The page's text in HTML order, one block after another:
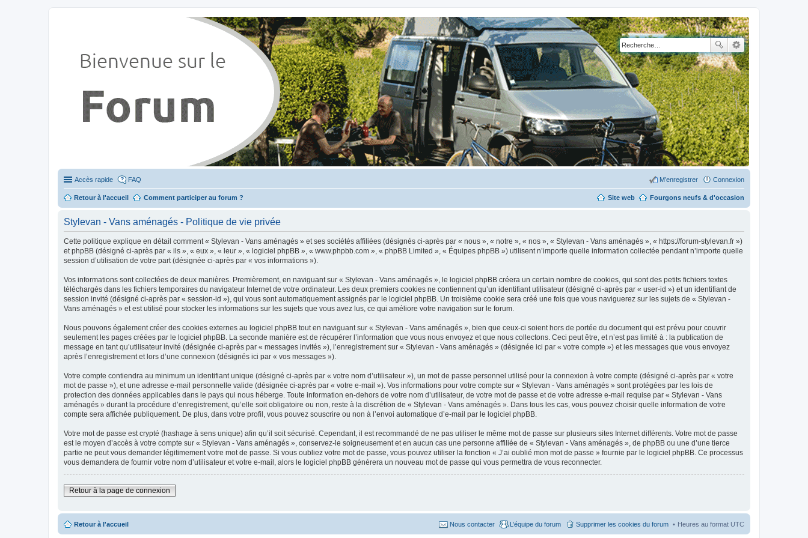
Stylevan - Vans aménagés
Accès rapide FAQ Connexion
M’enregistrer
Retour à l'accueil Comment participer au forum ? Fourgons neufs & d'occasion
Site web
Stylevan - Vans aménagés - Politique de vie privée
Cette politique explique en détail comment « Stylevan - Vans aménagés » et ses sociétés affiliées (désignés ci-après par « nous », « notre », « nos », « Stylevan - Vans aménagés », « https://forum-stylevan.fr »)
et phpBB (désigné ci-après par « ils », « eux », « leur », « logiciel phpBB », « www.phpbb.com », « phpBB Limited », « Équipes phpBB ») utilisent n’importe quelle information collectée pendant n’importe quelle
session d’utilisation de votre part (désignée ci-après par « vos informations »).
Vos informations sont collectées de deux manières. Premièrement, en naviguant sur « Stylevan - Vans aménagés », le logiciel phpBB créera un certain nombre de cookies, qui sont des petits fichiers textes
téléchargés dans les fichiers temporaires du navigateur Internet de votre ordinateur. Les deux premiers cookies ne contiennent qu’un identifiant utilisateur (désigné ci-après par « user-id ») et un identifiant de
session invité (désigné ci-après par « session-id »), qui vous sont automatiquement assignés par le logiciel phpBB. Un troisième cookie sera créé une fois que vous naviguerez sur les sujets de « Stylevan -
Vans aménagés » et est utilisé pour stocker les informations sur les sujets que vous avez lus, ce qui améliore votre navigation sur le forum.
Nous pouvons également créer des cookies externes au logiciel phpBB tout en naviguant sur « Stylevan - Vans aménagés », bien que ceux-ci soient hors de portée du document qui est prévu pour couvrir
seulement les pages créées par le logiciel phpBB. La seconde manière est de récupérer l’information que vous nous envoyez et que nous collectons. Ceci peut être, et n’est pas limité à : la publication de
message en tant qu’utilisateur invité (désignée ci-après par « messages invités »), l’enregistrement sur « Stylevan - Vans aménagés » (désignée ici par « votre compte ») et les messages que vous envoyez
après l’enregistrement et lors d’une connexion (désignés ici par « vos messages »).
Votre compte contiendra au minimum un identifiant unique (désigné ci-après par « votre nom d’utilisateur »), un mot de passe personnel utilisé pour la connexion à votre compte (désigné ci-après par « votre
mot de passe »), et une adresse e-mail personnelle valide (désignée ci-après par « votre e-mail »). Vos informations pour votre compte sur « Stylevan - Vans aménagés » sont protégées par les lois de
protection des données applicables dans le pays qui nous héberge. Toute information en-dehors de votre nom d’utilisateur, de votre mot de passe et de votre adresse e-mail requise par « Stylevan - Vans
aménagés » durant la procédure d’enregistrement, qu’elle soit obligatoire ou non, reste à la discrétion de « Stylevan - Vans aménagés ». Dans tous les cas, vous pouvez choisir quelle information de votre
compte sera affichée publiquement. De plus, dans votre profil, vous pouvez souscrire ou non à l’envoi automatique d’e-mail par le logiciel phpBB.
Votre mot de passe est crypté (hashage à sens unique) afin qu’il soit sécurisé. Cependant, il est recommandé de ne pas utiliser le même mot de passe sur plusieurs sites Internet différents. Votre mot de passe
est le moyen d’accès à votre compte sur « Stylevan - Vans aménagés », conservez-le soigneusement et en aucun cas une personne affiliée de « Stylevan - Vans aménagés », de phpBB ou une d’une tierce
partie ne peut vous demander légitimement votre mot de passe. Si vous oubliez votre mot de passe, vous pouvez utiliser la fonction « J’ai oublié mon mot de passe » fournie par le logiciel phpBB. Ce processus
vous demandera de fournir votre nom d’utilisateur et votre e-mail, alors le logiciel phpBB générera un nouveau mot de passe qui vous permettra de vous reconnecter.
Retour à la page de connexion
Retour à l'accueil Heures au format UTC
Supprimer les cookies du forum
L’équipe du forum
Nous contacter